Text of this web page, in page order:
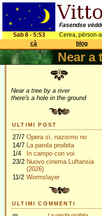
Fasendse
Sab 8 - 5:53
Cerea, përson-
cà
blog
Near a
Near a tree by a river
there's a hole in the ground
ULTIMI POST
27/7 Opera sì, nazismo no
14/7 La parola proibita
1/4
In campo con voi
23/2 Nuovo cinema Luftansia
(2026)
11/2 Wormslayer
ULTIMI COMMENTI